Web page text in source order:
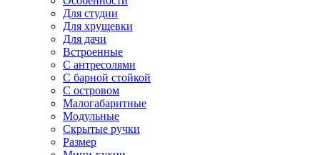
Для студии
Для хрущевки
Для дачи
Встроенные
С антресолями
С барной стойкой
С островом
Малогабаритные
Модульные
Скрытые ручки
Размер